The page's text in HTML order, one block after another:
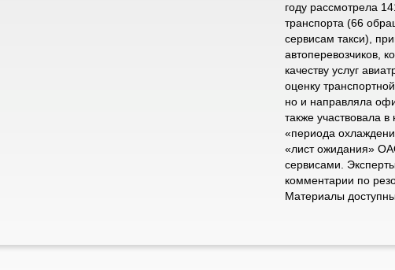
году рассмотрела
транспорта (66
сервисам такси),
автоперевозчиков,
качеству услуг
оценку
но и направляла
также участвовала
«периода
«лист ожидания»
сервисами.
комментарии по
Материалы